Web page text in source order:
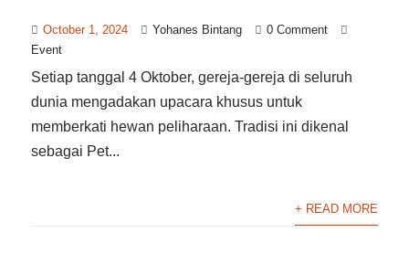
October 1, 2024 Yohanes Bintang
0 Comment
Event
Setiap tanggal 4 Oktober, gereja-gereja di seluruh
dunia mengadakan upacara khusus untuk
memberkati hewan peliharaan. Tradisi ini dikenal
sebagai Pet...
+ READ MORE